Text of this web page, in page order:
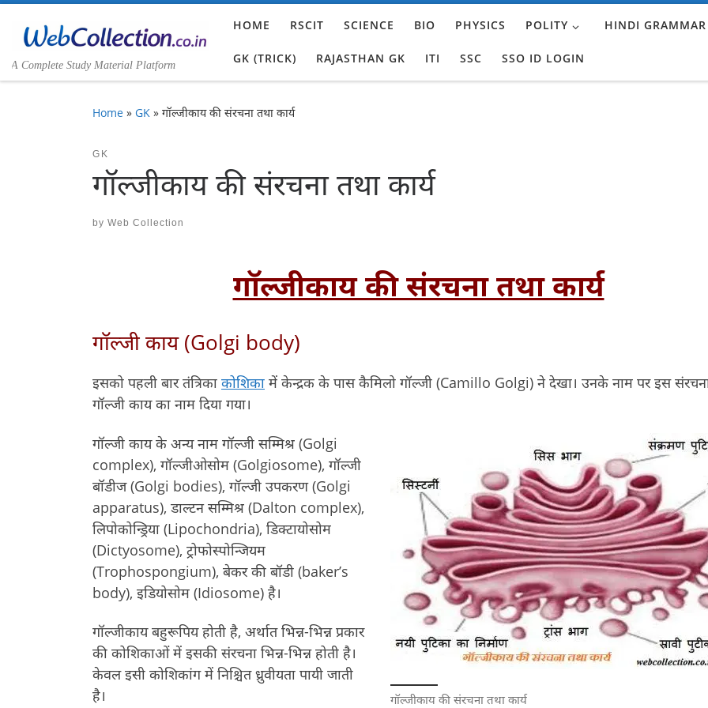
Skip to content
A Complete Study Material Platform
HOME RSCIT SCIENCE BIO PHYSICS POLITY HINDI GRAMMAR
GK (TRICK) RAJASTHAN GK ITI SSC SSO ID LOGIN
Home » GK » गॉल्जीकाय की संरचना तथा कार्य
GK
गॉल्जीकाय की संरचना तथा कार्य
by Web Collection
गॉल्जीकाय की संरचना तथा कार्य
गॉल्जी काय (Golgi body)
इसको पहली बार तंत्रिका कोशिका में केन्द्रक के पास कैमिलो गॉल्जी (Camillo Golgi) ने देखा। उनके नाम पर इस
गॉल्जी काय का नाम दिया गया।
गॉल्जीकाय की संरचना तथा कार्य
गॉल्जी काय के अन्य नाम गॉल्जी सम्मिश्र (Golgi
complex), गॉल्जीओसोम (Golgiosome), गॉल्जी
बॉडीज (Golgi bodies), गॉल्जी उपकरण (Golgi
apparatus), डाल्टन सम्मिश्र (Dalton complex),
लिपोकोन्ड्रिया (Lipochondria), डिक्टायोसोम
(Dictyosome), ट्रोफोस्पोन्जियम
(Trophospongium), बेकर की बॉडी (baker’s
body), इडियोसोम (Idiosome) है।
गॉल्जीकाय बहुरूपिय होती है, अर्थात भिन्न-भिन्न प्रकार
की कोशिकाओं में इसकी संरचना भिन्न-भिन्न होती है।
केवल इसी कोशिकांग में निश्चित ध्रुवीयता पायी जाती
है।